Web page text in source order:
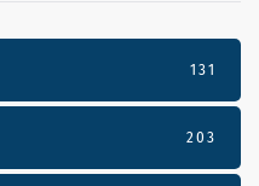
131
203